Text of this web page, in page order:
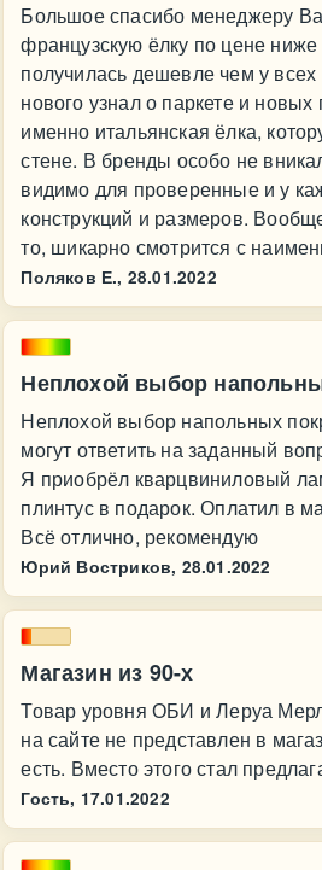
Большое спасибо менеджеру
французскую ёлку по цене
получилась дешевле чем у
нового узнал о паркете и новых
именно итальянская ёлка,
стене. В бренды особо не
видимо для проверенные и у
конструкций и размеров.
то, шикарно смотрится с
Поляков Е., 28.01.2022
Неплохой выбор
Неплохой выбор напольных
могут ответить на заданный
Я приобрёл кварцвиниловый
плинтус в подарок. Оплатил в
Всё отлично, рекомендую
Юрий Востриков, 28.01.2022
Магазин из 90-х
Товар уровня ОБИ и Леруа
на сайте не представлен в
есть. Вместо этого стал
Гость, 17.01.2022